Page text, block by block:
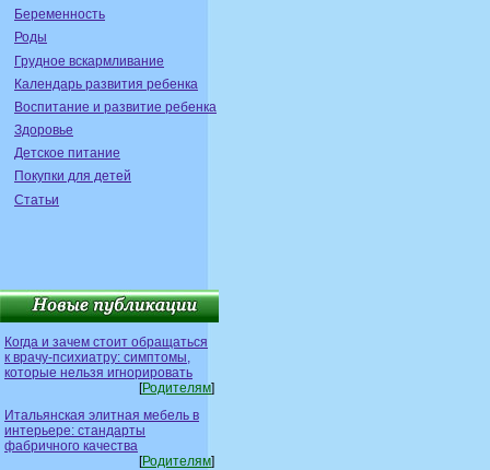
Беременность
Роды
Грудное вскармливание
Календарь развития ребенка
Воспитание и развитие ребенка
Здоровье
Детское питание
Покупки для детей
Статьи
Когда и зачем стоит обращаться
к врачу-психиатру: симптомы,
которые нельзя игнорировать
[Родителям]
Итальянская элитная мебель в
интерьере: стандарты
фабричного качества
[Родителям]